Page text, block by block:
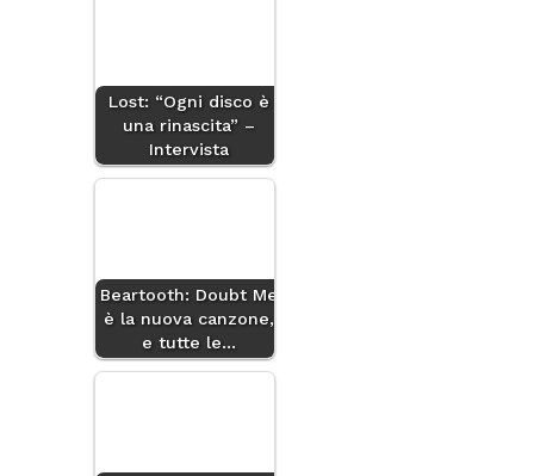
Lost: “Ogni disco è
una rinascita” –
Intervista
Beartooth: Doubt Me
è la nuova canzone,
e tutte le…